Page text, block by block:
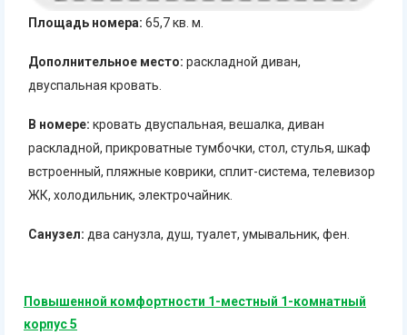
Площадь номера: 65,7 кв. м.
Дополнительное место: раскладной диван,
двуспальная кровать.
В номере: кровать двуспальная, вешалка, диван
раскладной, прикроватные тумбочки, стол, стулья, шкаф
встроенный, пляжные коврики, сплит-система, телевизор
ЖК, холодильник, электрочайник.
Санузел: два санузла, душ, туалет, умывальник, фен.
Повышенной комфортности 1-местный 1-комнатный
корпус 5